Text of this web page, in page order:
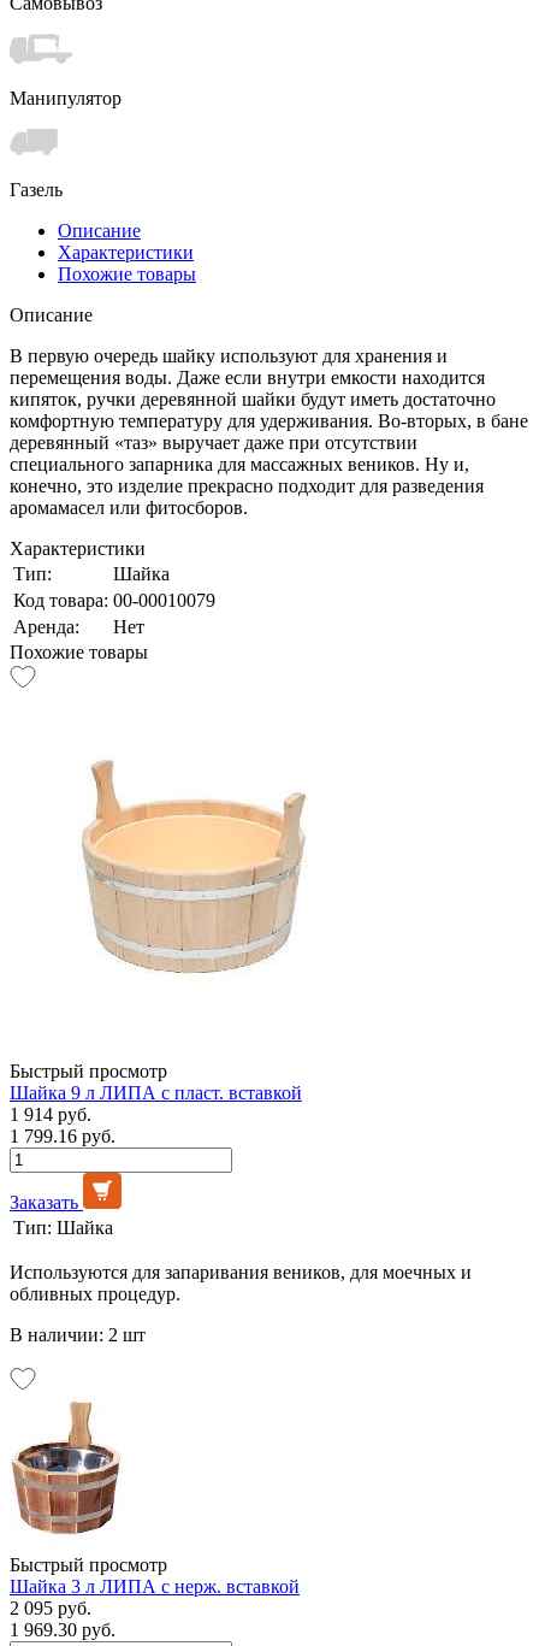
Манипулятор
Газель
Описание
Характеристики
Похожие товары
Описание
В первую очередь шайку используют для хранения и
перемещения воды. Даже если внутри емкости находится
кипяток, ручки деревянной шайки будут иметь достаточно
комфортную температуру для удерживания. Во-вторых, в бане
деревянный «таз» выручает даже при отсутствии
специального запарника для массажных веников. Ну и,
конечно, это изделие прекрасно подходит для разведения
аромамасел или фитосборов.
Характеристики
Тип:
Шайка
Код товара: 00-00010079
Аренда:
Нет
Похожие товары
Быстрый просмотр
Шайка 9 л ЛИПА с пласт. вставкой
1 914 руб.
1 799.16 руб.
Заказать
Тип: Шайка
Используются для запаривания веников, для моечных и
обливных процедур.
В наличии: 2 шт
Быстрый просмотр
Шайка 3 л ЛИПА с нерж. вставкой
2 095 руб.
1 969.30 руб.